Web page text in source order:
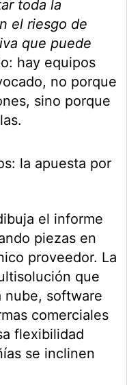
toda la
el riesgo de
que puede
hay equipos
no porque
sino porque
la apuesta por
el informe
piezas en
proveedor. La
que
nube, software
comerciales
flexibilidad
se inclinen